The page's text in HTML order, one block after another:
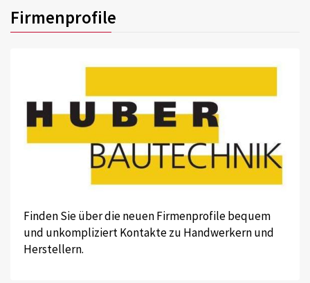
Firmenprofile
Finden Sie über die neuen Firmenprofile bequem
und unkompliziert Kontakte zu Handwerkern und
Herstellern.